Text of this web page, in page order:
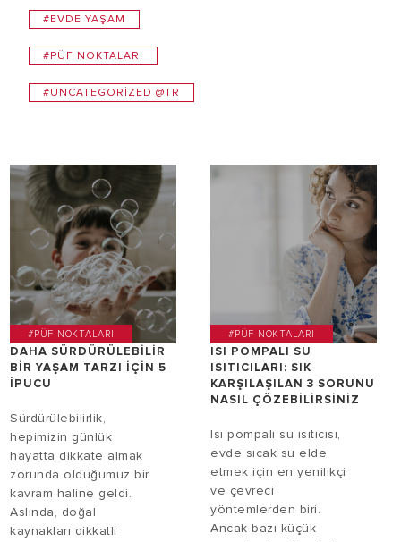
#EVDE YAŞAM
#PÜF NOKTALARI
#UNCATEGORIZED @TR
#PÜF NOKTALARI
DAHA SÜRDÜRÜLEBILIR
BIR YAŞAM TARZI IÇIN 5
IPUCU
Sürdürülebilirlik,
hepimizin günlük
hayatta dikkate almak
zorunda olduğumuz bir
kavram haline geldi.
Aslında, doğal
kaynakları dikkatli
#PÜF NOKTALARI
ISI POMPALI SU
ISITICILARI: SIK
KARŞILAŞILAN 3 SORUNU
NASIL ÇÖZEBILIRSINIZ
Isı pompalı su ısıtıcısı,
evde sıcak su elde
etmek için en yenilikçi
ve çevreci
yöntemlerden biri.
Ancak bazı küçük